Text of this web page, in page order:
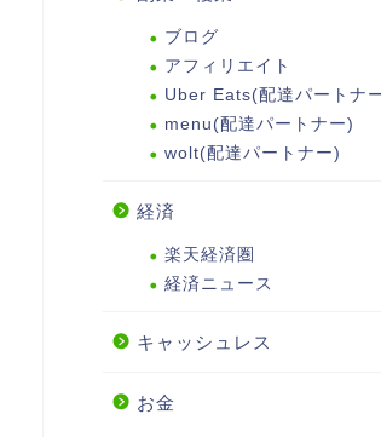
ブログ
アフィリエイト
Uber Eats(配達パートナ
menu(配達パートナー)
wolt(配達パートナー)
経済
楽天経済圏
経済ニュース
キャッシュレス
お金